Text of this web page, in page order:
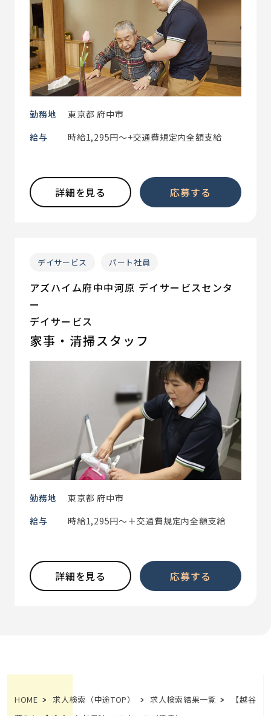
勤務地
東京都 府中市
給与
時給1,295円～+交通費規定内全額支給
詳細を見る 応募する
デイサービス パート社員
アズハイム府中中河原 デイサービスセンタ
ー
デイサービス
家事・清掃スタッフ
勤務地
東京都 府中市
給与
時給1,295円～＋交通費規定内全額支給
詳細を見る 応募する
HOME 求人検索（中途TOP） 求人検索結果一覧
【越谷